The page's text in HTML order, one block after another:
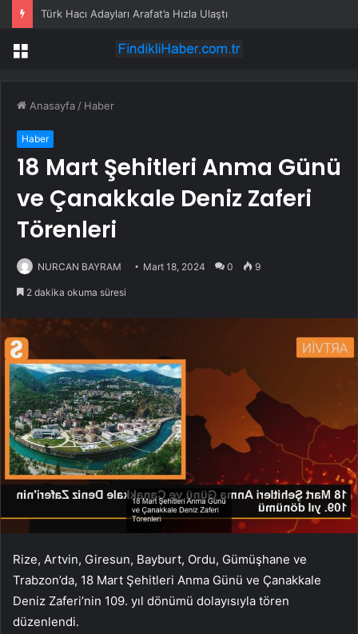
Türk Hacı Adayları Arafat’a Hızla Ulaştı
Menü
Anasayfa / Haber
Haber
18 Mart Şehitleri Anma Günü
ve Çanakkale Deniz Zaferi
Törenleri
NURCAN BAYRAM Mart 18, 2024 0 9
2 dakika okuma süresi
Rize, Artvin, Giresun, Bayburt, Ordu, Gümüşhane ve
Trabzon’da, 18 Mart Şehitleri Anma Günü ve Çanakkale
Deniz Zaferi’nin 109. yıl dönümü dolayısıyla tören
düzenlendi.